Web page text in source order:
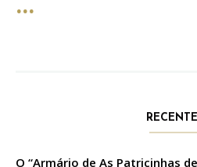
O “Armário de As Patricinhas